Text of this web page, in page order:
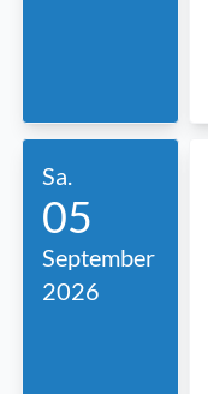
Sa.
05
September
2026